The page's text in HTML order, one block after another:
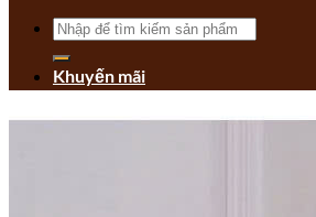
Tìm
kiếm:
Khuyến mãi